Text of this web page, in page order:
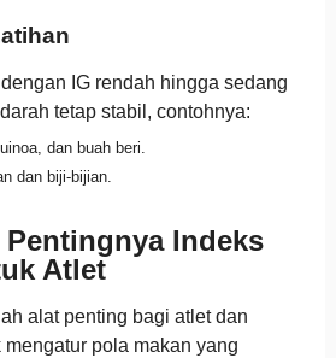
IG rendah hingga sedang
tetap stabil, contohnya:
dan buah beri.
dan biji-bijian.
Indeks
Atlet
alat penting bagi atlet dan
pola makan yang